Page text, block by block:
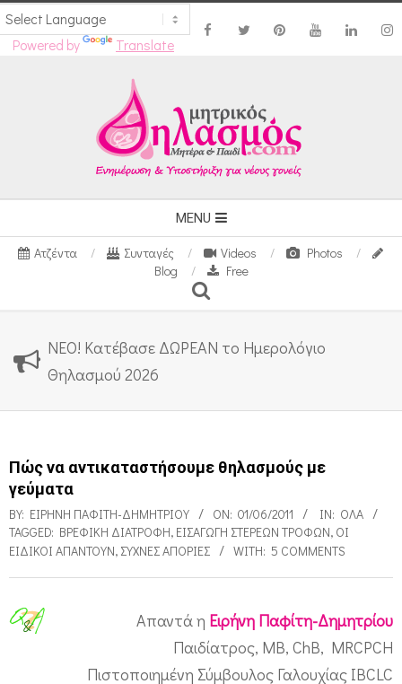
Powered by Translate
Navigation
Menu
MENU
Ατζέντα Συνταγές Videos
Photos
Blog
Free
Search
ΝΕΟ! Κατέβασε ΔΩΡΕΑΝ το Ημερολόγιο
Θηλασμού 2026
Πώς να αντικαταστήσουμε θηλασμούς με
γεύματα
BY: ΕΙΡΉΝΗ ΠΑΦΊΤΗ-ΔΗΜΗΤΡΊΟΥ ON: 01/06/2011 IN: ΌΛΑ
TAGGED: ΒΡΕΦΙΚΉ ΔΙΑΤΡΟΦΉ, ΕΙΣΑΓΩΓΉ ΣΤΈΡΕΩΝ ΤΡΟΦΏΝ, ΟΙ
ΕΙΔΙΚΟΊ ΑΠΑΝΤΟΎΝ, ΣΥΧΝΈΣ ΑΠΟΡΊΕΣ WITH: 5 COMMENTS
Απαντά η Ειρήνη Παφίτη-Δημητρίου
Παιδίατρος, MB, ChB, MRCPCH
Πιστοποιημένη Σύμβουλος Γαλουχίας IBCLC